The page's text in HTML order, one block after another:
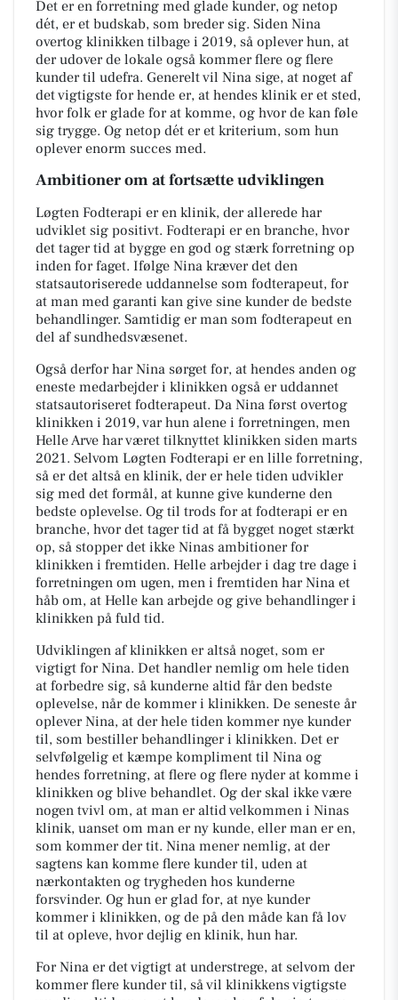
Det er en forretning med glade kunder, og netop
dét, er et budskab, som breder sig. Siden Nina
overtog klinikken tilbage i 2019, så oplever hun, at
der udover de lokale også kommer flere og flere
kunder til udefra. Generelt vil Nina sige, at noget af
det vigtigste for hende er, at hendes klinik er et sted,
hvor folk er glade for at komme, og hvor de kan føle
sig trygge. Og netop dét er et kriterium, som hun
oplever enorm succes med.
Ambitioner om at fortsætte udviklingen
Løgten Fodterapi er en klinik, der allerede har
udviklet sig positivt. Fodterapi er en branche, hvor
det tager tid at bygge en god og stærk forretning op
inden for faget. Ifølge Nina kræver det den
statsautoriserede uddannelse som fodterapeut, for
at man med garanti kan give sine kunder de bedste
behandlinger. Samtidig er man som fodterapeut en
del af sundhedsvæsenet.
Også derfor har Nina sørget for, at hendes anden og
eneste medarbejder i klinikken også er uddannet
statsautoriseret fodterapeut. Da Nina først overtog
klinikken i 2019, var hun alene i forretningen, men
Helle Arve har været tilknyttet klinikken siden marts
2021. Selvom Løgten Fodterapi er en lille forretning,
så er det altså en klinik, der er hele tiden udvikler
sig med det formål, at kunne give kunderne den
bedste oplevelse. Og til trods for at fodterapi er en
branche, hvor det tager tid at få bygget noget stærkt
op, så stopper det ikke Ninas ambitioner for
klinikken i fremtiden. Helle arbejder i dag tre dage i
forretningen om ugen, men i fremtiden har Nina et
håb om, at Helle kan arbejde og give behandlinger i
klinikken på fuld tid.
Udviklingen af klinikken er altså noget, som er
vigtigt for Nina. Det handler nemlig om hele tiden
at forbedre sig, så kunderne altid får den bedste
oplevelse, når de kommer i klinikken. De seneste år
oplever Nina, at der hele tiden kommer nye kunder
til, som bestiller behandlinger i klinikken. Det er
selvfølgelig et kæmpe kompliment til Nina og
hendes forretning, at flere og flere nyder at komme i
klinikken og blive behandlet. Og der skal ikke være
nogen tvivl om, at man er altid velkommen i Ninas
klinik, uanset om man er ny kunde, eller man er en,
som kommer der tit. Nina mener nemlig, at der
sagtens kan komme flere kunder til, uden at
nærkontakten og trygheden hos kunderne
forsvinder. Og hun er glad for, at nye kunder
kommer i klinikken, og de på den måde kan få lov
til at opleve, hvor dejlig en klinik, hun har.
For Nina er det vigtigt at understrege, at selvom der
kommer flere kunder til, så vil klinikkens vigtigste